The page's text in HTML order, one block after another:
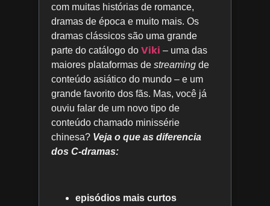
com muitas histórias de romance,
dramas de época e muito mais. Os
dramas clássicos são uma grande
parte do catálogo do Viki – uma das
maiores plataformas de streaming de
conteúdo asiático do mundo – e um
grande favorito dos fãs. Mas, você já
ouviu falar de um novo tipo de
conteúdo chamado minissérie
chinesa? Veja o que as diferencia
dos C-dramas:
episódios mais curtos